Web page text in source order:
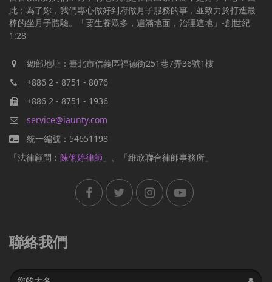
此；為了妳，我們專心做好到府做月子服務的事，並致力於打造最
棒的坐月子體驗。「要生養眾多，遍滿地面，治理這地」-創世紀
1:28
總部地址：臺北市信義區福德街251巷7弄36號1樓
+886 2 - 8751 - 8076
+886 2 - 8751 - 1936
service@iaunty.com
統一編號：54651198
「法律顧問： 陳俐婷律師 」、「維欣聯合律師事務所」
聯絡我們
Name